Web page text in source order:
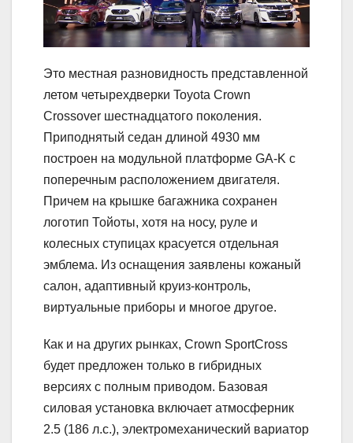
Это местная разновидность представленной
летом четырехдверки Toyota Crown
Crossover шестнадцатого поколения.
Приподнятый седан длиной 4930 мм
построен на модульной платформе GA-K с
поперечным расположением двигателя.
Причем на крышке багажника сохранен
логотип Тойоты, хотя на носу, руле и
колесных ступицах красуется отдельная
эмблема. Из оснащения заявлены кожаный
салон, адаптивный круиз-контроль,
виртуальные приборы и многое другое.
Как и на других рынках, Crown SportCross
будет предложен только в гибридных
версиях с полным приводом. Базовая
силовая установка включает атмосферник
2.5 (186 л.с.), электромеханический вариатор